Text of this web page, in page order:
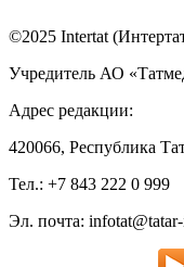
©2025 Intertat
Учредитель АО
Адрес редакции:
420066, Республика
Тел.: +7 843 222 0 999
Эл. почта: